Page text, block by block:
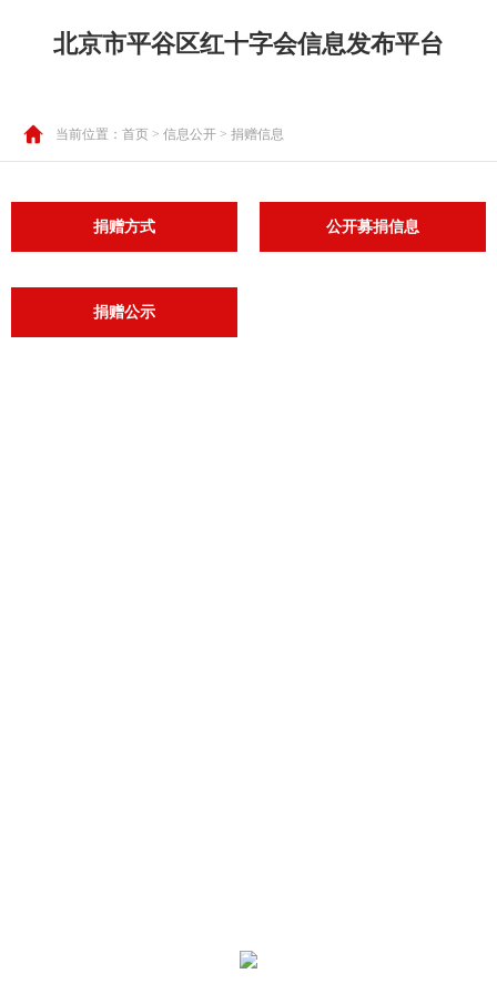
北京市平谷区红十字会信息发布平台
当前位置： 首页 > 信息公开 > 捐赠信息
捐赠方式 公开募捐信息
捐赠公示